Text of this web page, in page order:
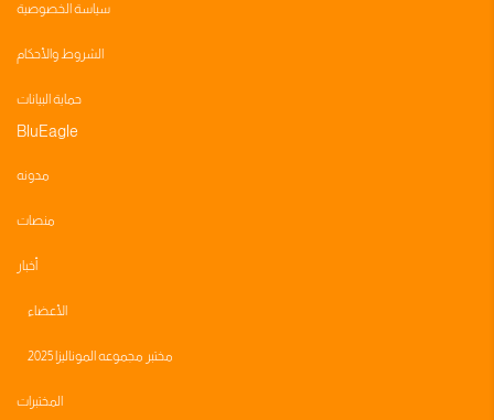
سياسة الخصوصية
الشروط والأحكام
حماية البيانات
BluEagle
مدونه
منصات
أخبار
الأعضاء
مختبر مجموعه الموناليزا 2025
المختبرات